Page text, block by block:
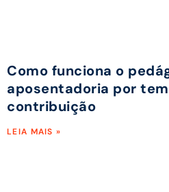
Como funciona o
aposentadoria por
contribuição
LEIA MAIS »